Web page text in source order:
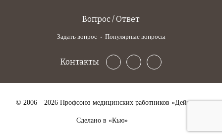
Вопрос / Ответ
Задать вопрос Популярные вопросы
Контакты
© 2006—2026 Профсоюз медицинских работников «Действие»
Сделано в «Кью»